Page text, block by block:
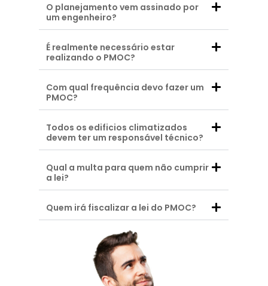
O planejamento vem assinado por
um engenheiro?
É realmente necessário estar
realizando o PMOC?
Com qual frequência devo fazer um
PMOC?
Todos os edificios climatizados
devem ter um responsável técnico?
Qual a multa para quem não cumprir
a lei?
Quem irá fiscalizar a lei do PMOC?